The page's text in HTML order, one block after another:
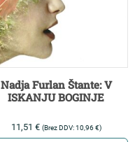
Nadja Furlan Štante: V
ISKANJU BOGINJE
11,51 € (Brez DDV:10,96€)